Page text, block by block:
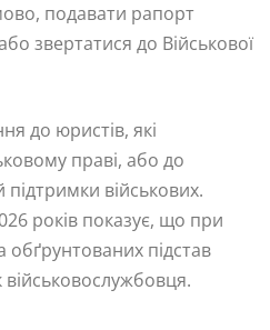
подавати рапорт
звертатися до Військової
до юристів, які
праві, або до
підтримки військових.
років показує, що при
обґрунтованих підстав
військовослужбовця.